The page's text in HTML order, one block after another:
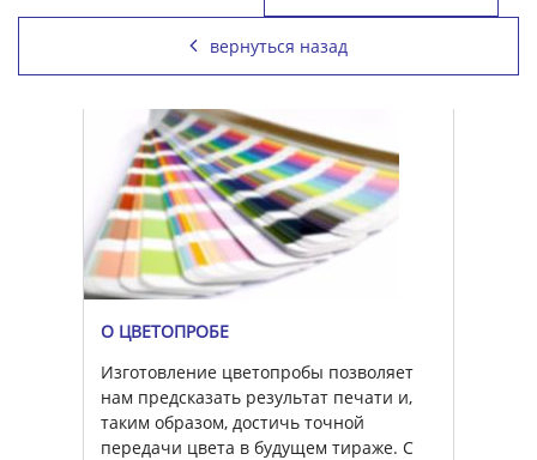
вернуться назад
О ЦВЕТОПРОБЕ
Изготовление цветопробы позволяет
нам предсказать результат печати и,
таким образом, достичь точной
передачи цвета в будущем тираже. С